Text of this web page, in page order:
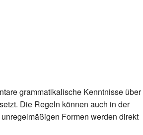
grammatikalische Kenntnisse über
Die Regeln können auch in der
Formen werden direkt